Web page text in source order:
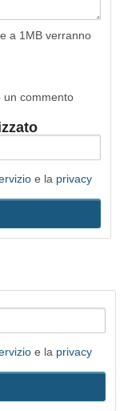
a 1MB verranno
un commento
e la privacy
e la privacy